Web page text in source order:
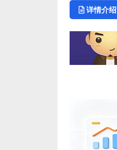
详情介绍